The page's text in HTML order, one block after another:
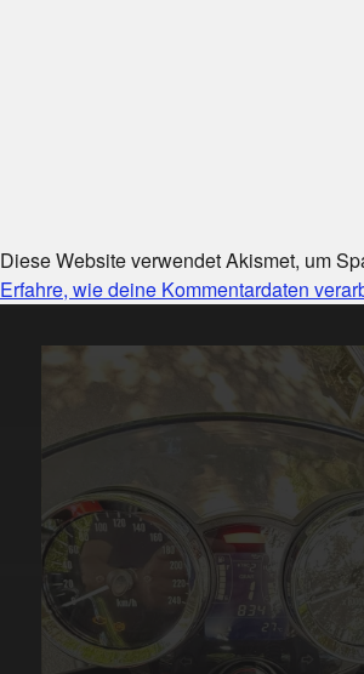
Diese Website verwendet Akismet, um
Erfahre, wie deine Kommentardaten